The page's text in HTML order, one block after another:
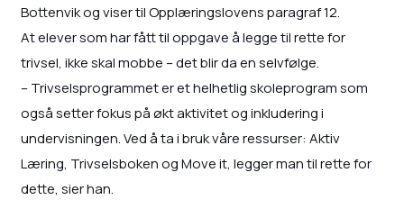
Bottenvik og viser til Opplæringslovens paragraf 12.
At elever som har fått til oppgave å legge til rette for
trivsel, ikke skal mobbe – det blir da en selvfølge.
– Trivselsprogrammet er et helhetlig skoleprogram som
også setter fokus på økt aktivitet og inkludering i
undervisningen. Ved å ta i bruk våre ressurser: Aktiv
Læring, Trivselsboken og Move it, legger man til rette for
dette, sier han.